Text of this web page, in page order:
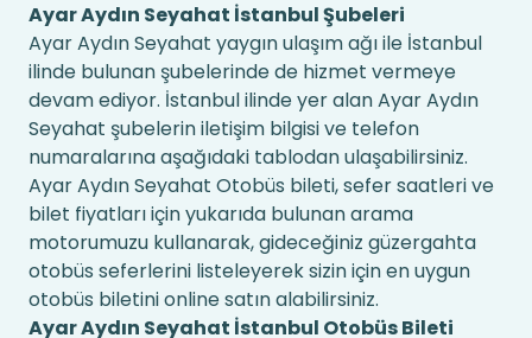
Ayar Aydın Seyahat İstanbul Şubeleri
Ayar Aydın Seyahat yaygın ulaşım ağı ile İstanbul
ilinde bulunan şubelerinde de hizmet vermeye
devam ediyor. İstanbul ilinde yer alan Ayar Aydın
Seyahat şubelerin iletişim bilgisi ve telefon
numaralarına aşağıdaki tablodan ulaşabilirsiniz.
Ayar Aydın Seyahat Otobüs bileti, sefer saatleri ve
bilet fiyatları için yukarıda bulunan arama
motorumuzu kullanarak, gideceğiniz güzergahta
otobüs seferlerini listeleyerek sizin için en uygun
otobüs biletini online satın alabilirsiniz.
Ayar Aydın Seyahat İstanbul Otobüs Bileti